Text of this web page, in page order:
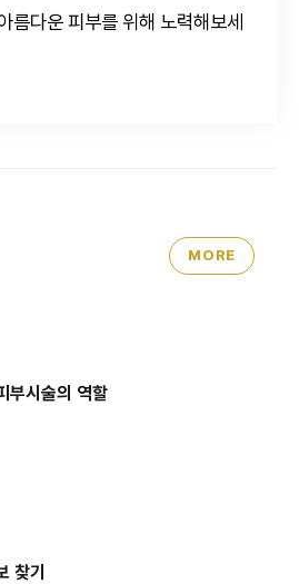
름다운 피부를 위해 노력해보세
MORE
부시술의 역할
찾기